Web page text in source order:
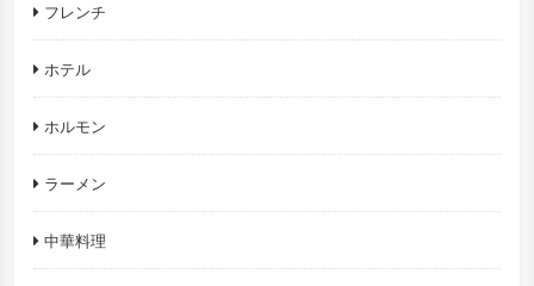
フレンチ
ホテル
ホルモン
ラーメン
中華料理